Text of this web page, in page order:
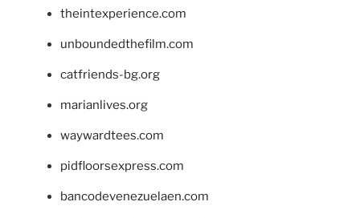
theintexperience.com
unboundedthefilm.com
catfriends-bg.org
marianlives.org
waywardtees.com
pidfloorsexpress.com
bancodevenezuelaen.com